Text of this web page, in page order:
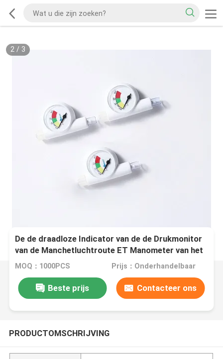
2/ 3
De de draadloze Indicator van de de Drukmonitor
van de Manchetluchtroute ET Manometer van het
Buismanchet
MOQ：1000PCS Prijs：Onderhandelbaar
Beste prijs Contacteer ons
PRODUCTOMSCHRIJVING